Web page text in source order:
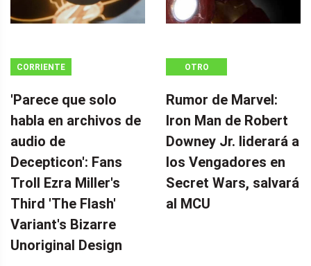
CORRIENTE
'Parece que solo
habla en archivos de
audio de
Decepticon': Fans
Troll Ezra Miller's
Third 'The Flash'
Variant's Bizarre
Unoriginal Design
OTRO
Rumor de Marvel:
Iron Man de Robert
Downey Jr. liderará a
los Vengadores en
Secret Wars, salvará
al MCU